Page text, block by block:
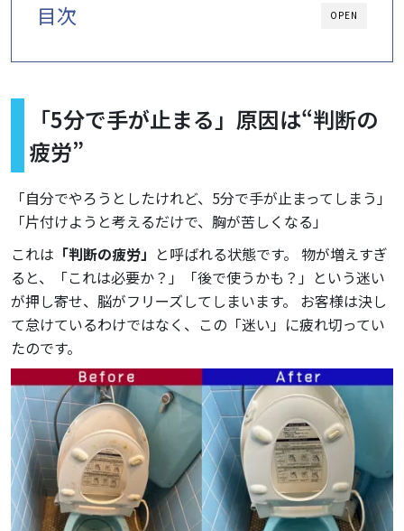
OPEN
目次
「5分で手が止まる」原因は“判断の
疲労”
「自分でやろうとしたけれど、5分で手が止まってしまう」
「片付けようと考えるだけで、胸が苦しくなる」
これは 「判断の疲労」 と呼ばれる状態です。 物が増えすぎ
ると、「これは必要か？」「後で使うかも？」という迷い
が押し寄せ、脳がフリーズしてしまいます。 お客様は決し
て怠けているわけではなく、この「迷い」に疲れ切ってい
たのです。